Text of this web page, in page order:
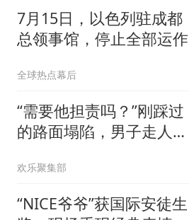
7月15日，以色列驻成都
总领事馆，停止全部运作
全球热点幕后
“需要他担责吗？”刚踩过
的路面塌陷，男子走人行
欢乐聚集部
“NICE爷爷”获国际安徒生